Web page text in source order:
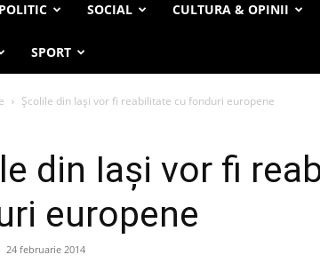
POLITIC SOCIAL CULTURA & OPINII
SPORT
Școlile din Iași vor fi reabilitate cu fonduri europene
din Iași vor fi
europene
24 februarie 2014